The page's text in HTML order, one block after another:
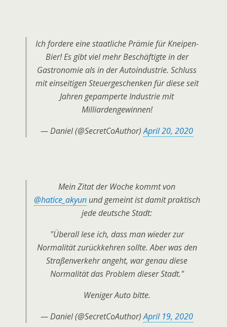
Ich fordere eine staatliche Prämie für Kneipen-
Bier! Es gibt viel mehr Beschäftigte in der
Gastronomie als in der Autoindustrie. Schluss
mit einseitigen Steuergeschenken für diese seit
Jahren gepamperte Industrie mit
Milliardengewinnen!
— Daniel (@SecretCoAuthor)April 20, 2020
Mein Zitat der Woche kommt von
@hatice_akyunund gemeint ist damit praktisch
jede deutsche Stadt:
"Überall lese ich, dass man wieder zur
Normalität zurückkehren sollte. Aber was den
Straßenverkehr angeht, war genau diese
Normalität das Problem dieser Stadt."
Weniger Auto bitte.
— Daniel (@SecretCoAuthor)April 19, 2020